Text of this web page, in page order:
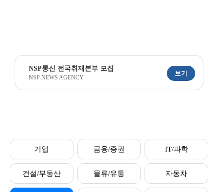
NSP통신 전국취재본부 모집
NSP NEWS AGENCY
보기
기업 금융/증권 IT/과학
건설/부동산 물류/유통 자동차